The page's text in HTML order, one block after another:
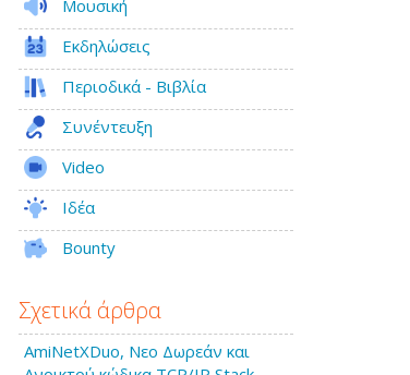
Μουσική
Εκδηλώσεις
Περιοδικά - Βιβλία
Συνέντευξη
Video
Ιδέα
Bounty
Σχετικά άρθρα
AmiNetXDuo, Νεο Δωρεάν και